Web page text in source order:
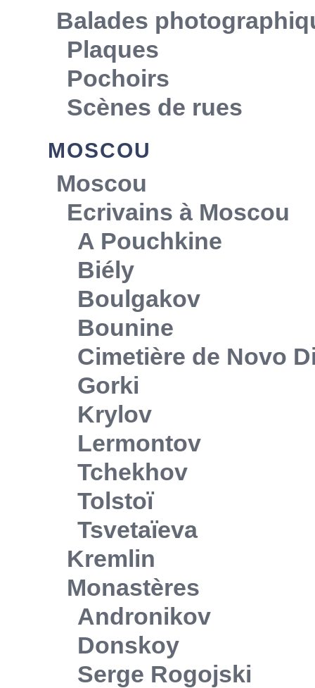
Balades
Plaques
Pochoirs
Scènes de rues
MOSCOU
Moscou
Ecrivains à Moscou
A Pouchkine
Biély
Boulgakov
Bounine
Cimetière de Novo
Gorki
Krylov
Lermontov
Tchekhov
Tolstoï
Tsvetaïeva
Kremlin
Monastères
Andronikov
Donskoy
Serge Rogojski